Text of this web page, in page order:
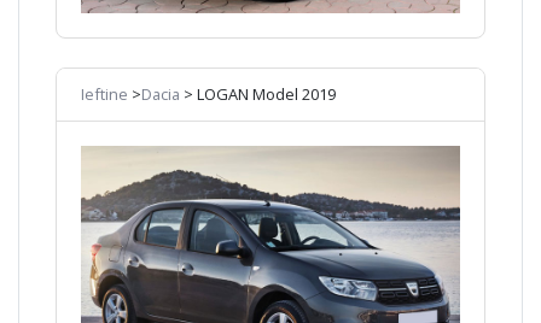
Ieftine >Dacia > LOGAN Model 2019